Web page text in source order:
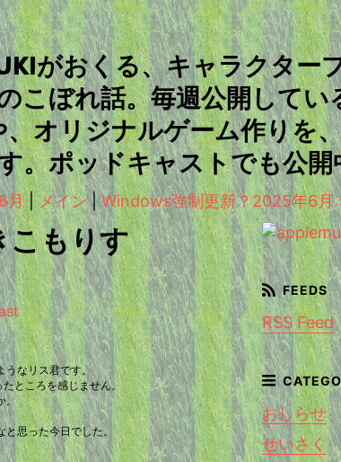
がおくる、キャラクター
こぼれ話。毎週公開してい
オリジナルゲーム作りを
。ポッドキャストでも公開
月|メイン|Windows強制更新？2025年6月
こもりす
うなリス君です。
ところを感じません。
。
と思った今日でした。
RSS Feed
おしらせ
せいさく